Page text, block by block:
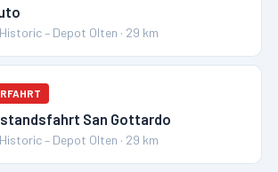
– Depot Olten · 29 km
San Gottardo
– Depot Olten · 29 km